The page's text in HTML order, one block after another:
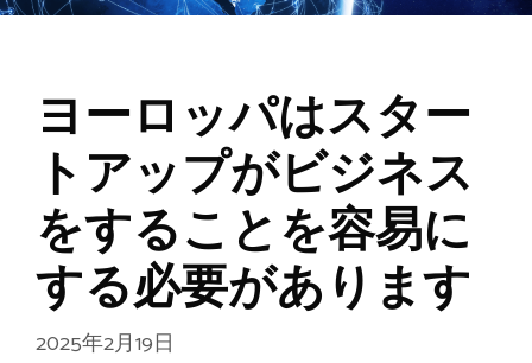
ヨーロッパはスター
トアップがビジネス
をすることを容易に
する必要があります
2025年2月19日